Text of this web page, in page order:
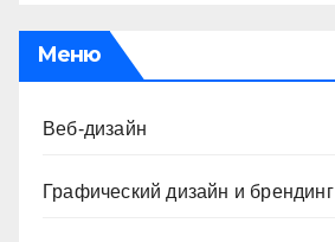
Меню
Веб-дизайн
Графический дизайн и брендинг